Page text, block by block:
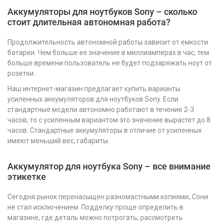
Аккумуляторы для ноутбуков Sony – сколько
стоит длительная автономная работа?
Продолжительность автономной работы зависит от емкости
батареи. Чем больше ее значение в миллиамперах в час, тем
больше времени пользователь не будет подзаряжать ноут от
розетки.
Наш интернет-магазин предлагает купить варианты
усиленных аккумуляторов для ноутбуков Sony. Если
стандартные модели автономно работают в течение 2-3
часов, то с усиленным вариантом это значение вырастет до 8
часов. Стандартные аккумуляторы в отличие от усиленных
имеют меньший вес, габариты.
Аккумулятор для ноутбука Sony – все внимание
этикетке
Сегодня рынок перенасыщен разномастными копиями, Сони
не стал исключением. Подделку проще определить в
магазине, где деталь можно потрогать, рассмотреть